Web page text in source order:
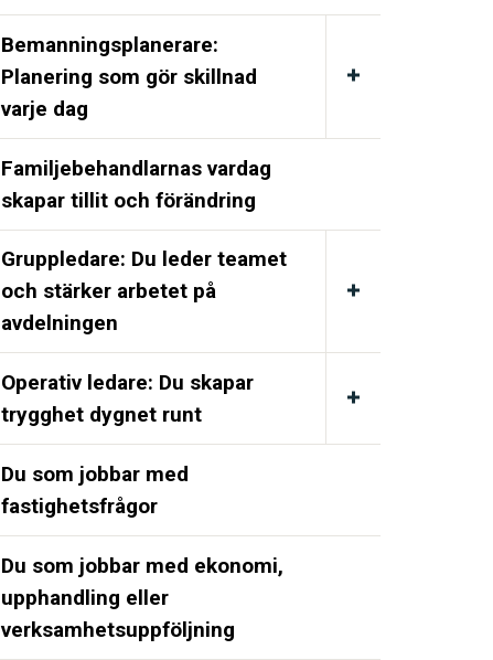
Bemanningsplanerare:
Planering som gör skillnad
varje dag
Familjebehandlarnas vardag
skapar tillit och förändring
Gruppledare: Du leder teamet
och stärker arbetet på
avdelningen
Operativ ledare: Du skapar
trygghet dygnet runt
Du som jobbar med
fastighetsfrågor
Du som jobbar med ekonomi,
upphandling eller
verksamhetsuppföljning